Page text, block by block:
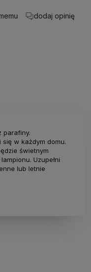
dodaj opinię
parafiny.
w każdym domu.
świetnym
Uzupełni
lub letnie